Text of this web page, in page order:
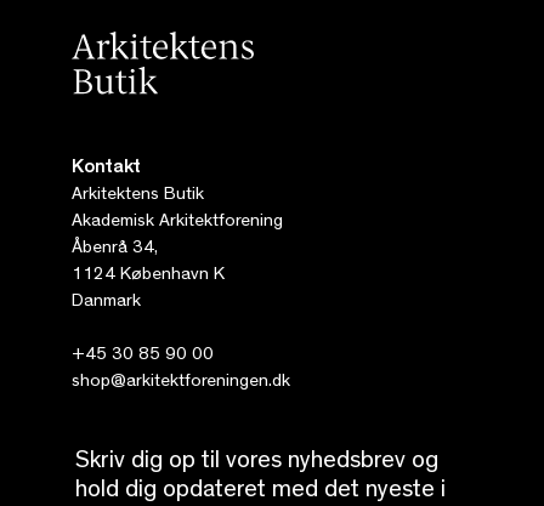
Kontakt
Arkitektens Butik
Akademisk Arkitektforening
Åbenrå 34,
1124 København K
Danmark
+45 30 85 90 00
shop@arkitektforeningen.dk
Skriv dig op til vores nyhedsbrev og
hold dig opdateret med det nyeste i